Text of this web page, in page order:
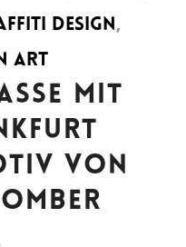
DESIGN,
ART
MIT
VON